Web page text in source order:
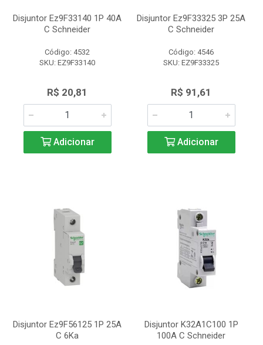
Disjuntor Ez9F33140 1P 40A
C Schneider
Código: 4532
SKU: EZ9F33140
R$ 20,81
Adicionar
Disjuntor Ez9F33325 3P 25A
C Schneider
Código: 4546
SKU: EZ9F33325
R$ 91,61
Adicionar
Disjuntor Ez9F56125 1P 25A
C 6Ka
Disjuntor K32A1C100 1P
100A C Schneider